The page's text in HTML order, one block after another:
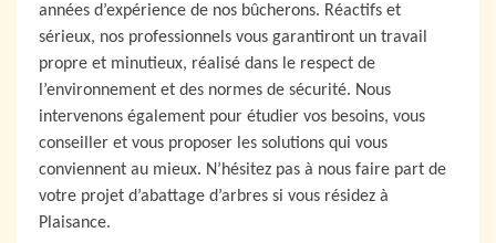
années d’expérience de nos bûcherons. Réactifs et
sérieux, nos professionnels vous garantiront un travail
propre et minutieux, réalisé dans le respect de
l’environnement et des normes de sécurité. Nous
intervenons également pour étudier vos besoins, vous
conseiller et vous proposer les solutions qui vous
conviennent au mieux. N’hésitez pas à nous faire part de
votre projet d’abattage d’arbres si vous résidez à
Plaisance.